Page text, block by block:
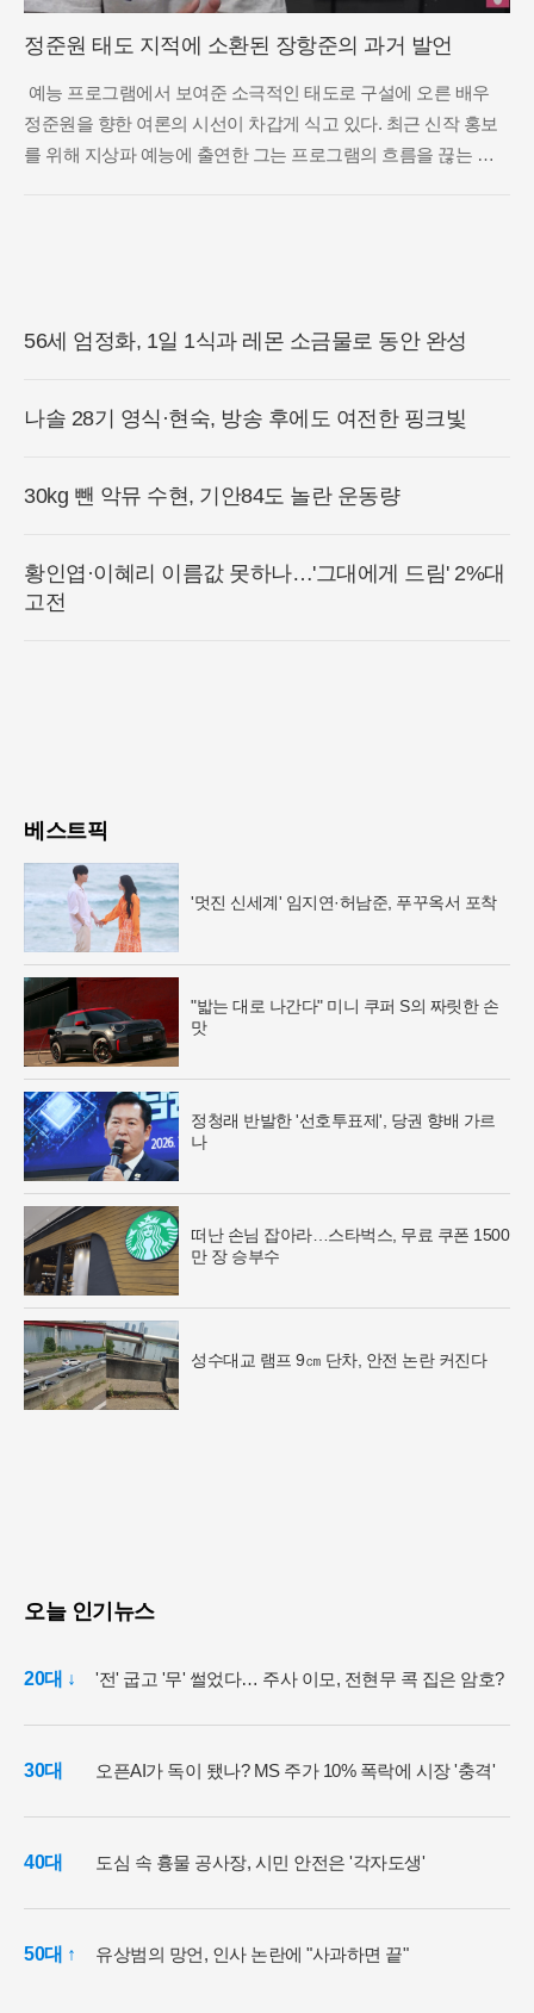
정준원 태도 지적에 소환된 장항준의 과거 발언
예능 프로그램에서 보여준 소극적인 태도로 구설에 오른 배우
정준원을 향한 여론의 시선이 차갑게 식고 있다. 최근 신작 홍보
를 위해 지상파 예능에 출연한 그는 프로그램의 흐름을 끊는 과
56세 엄정화, 1일 1식과 레몬 소금물로 동안 완성
나솔 28기 영식·현숙, 방송 후에도 여전한 핑크빛
30kg 뺀 악뮤 수현, 기안84도 놀란 운동량
황인엽·이혜리 이름값 못하나…'그대에게 드림' 2%대
고전
베스트픽
'멋진 신세계' 임지연·허남준, 푸꾸옥서 포착
"밟는 대로 나간다" 미니 쿠퍼 S의 짜릿한 손
맛
정청래 반발한 '선호투표제', 당권 향배 가르
나
떠난 손님 잡아라…스타벅스, 무료 쿠폰 1500
만 장 승부수
성수대교 램프 9㎝ 단차, 안전 논란 커진다
오늘 인기뉴스
20대 ↓ '전' 굽고 '무' 썰었다… 주사 이모, 전현무 콕 집은 암호?
30대 오픈AI가 독이 됐나? MS 주가 10% 폭락에 시장 '충격'
40대 도심 속 흉물 공사장, 시민 안전은 '각자도생'
50대 ↑ 유상범의 망언, 인사 논란에 "사과하면 끝"